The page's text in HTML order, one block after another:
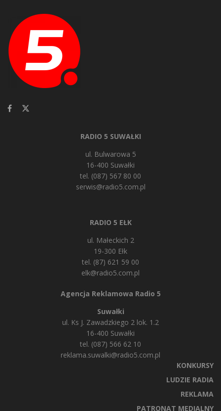
RADIO 5 SUWAŁKI
ul. Bulwarowa 5
16-400 Suwałki
tel. (087) 567 80 00
serwis@radio5.com.pl
RADIO 5 EŁK
ul. Małeckich 2
19-300 Ełk
tel. (87) 621 59 00
elk@radio5.com.pl
Agencja Reklamowa Radio 5
Suwałki
ul. Ks J. Zawadzkiego 2 lok. 1.2
16-400 Suwałki
tel. (087) 566 62 10
reklama.suwalki@radio5.com.pl
KONKURSY
LUDZIE RADIA
REKLAMA
PATRONAT MEDIALNY